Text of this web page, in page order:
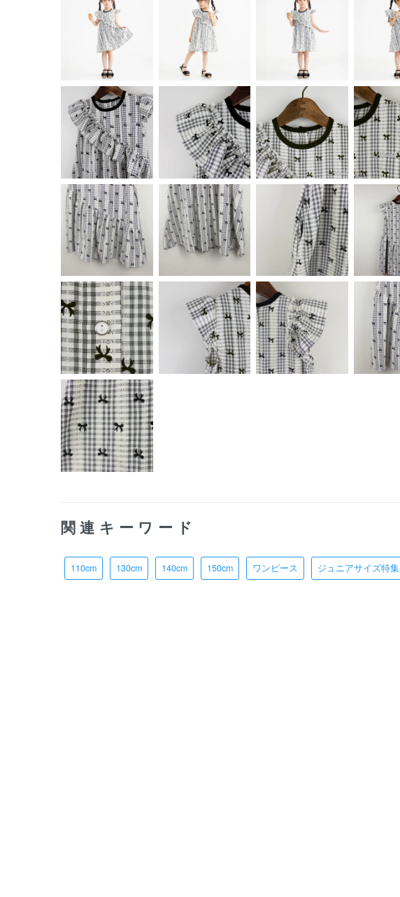
関連キーワード
110cm 130cm 140cm 150cm ワンピース ジュニアサイズ特集